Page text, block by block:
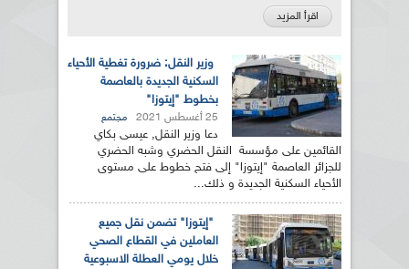
اقرأ المزيد
وزير النقل: ضرورة تغطية الأحياء
السكنية الجديدة بالعاصمة
بخطوط "إيتوزا"
25 أغسطس 2021 مجتمع
دعا وزير النقل, عيسى بكاي
القائمين على مؤسسة النقل الحضري وشبه الحضري
للجزائر العاصمة "إيتوزا" إلى فتح خطوط على مستوى
الأحياء السكنية الجديدة و ذلك...
"إيتوزا" تضمن نقل جميع
العاملين في القطاع الصحي
خلال يومي العطلة الاسبوعية